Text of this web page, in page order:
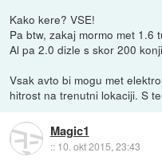
Kako kere? VSE!
Pa btw, zakaj mormo met 1.6
Al pa 2.0 dizle s skor 200
Vsak avto bi mogu met
hitrost na trenutni lokaciji. S
Magic1
:: 10. okt 2015, 23:43